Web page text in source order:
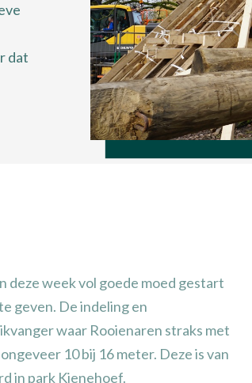
dat
deze week vol goede moed gestart
geven. De indeling en
waar Rooienaren straks met
10 bij 16 meter. Deze is van
in park Kienehoef.